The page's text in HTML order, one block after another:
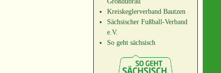
Kreiskeglerverband Bautzen
Sächsischer Fußball-Verband
e.V.
So geht sächsisch